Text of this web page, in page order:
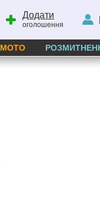
Додати
оголошення
МОТО